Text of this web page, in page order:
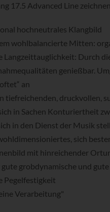
17.5 Advanced Line
hochneutrales Klangbild
wohlbalancierte Mitten:
Langzeittauglichkeit: Durch
genießbar.
an
tiefreichenden, druckvollen,
in Sachen Konturiertheit
in den Dienst der Musik
sich
mit hinreichender
gute grobdynamische und
Pegelfestigkeit
Verarbeitung"